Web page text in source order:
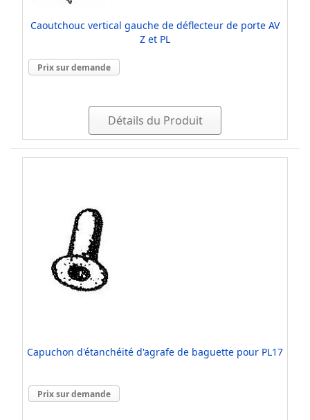
Caoutchouc vertical gauche de déflecteur de porte AV
Z et PL
Prix sur demande
Détails du Produit
Capuchon d'étanchéité d'agrafe de baguette pour PL17
Prix sur demande